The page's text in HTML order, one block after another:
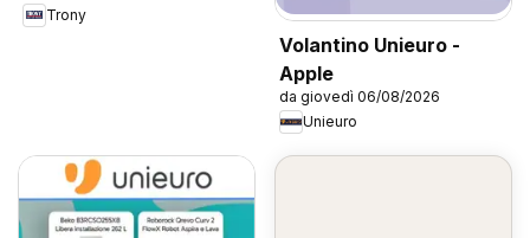
Trony
Volantino Unieuro -
Apple
da giovedì 06/08/2026
Unieuro